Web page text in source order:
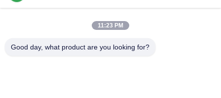
Ηλεκτρονικές
αποτυπωμάτων
κλείδωμα θυρών
Κλειδαριά πορτών
11:23 PM
Good day, what product are you looking for?